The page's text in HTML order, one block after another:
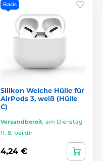
Basis
Silikon Weiche Hülle für
AirPods 3, weiß (Hülle
C)
Versandbereit, am Dienstag
11. 8. bei dir
4,24 €